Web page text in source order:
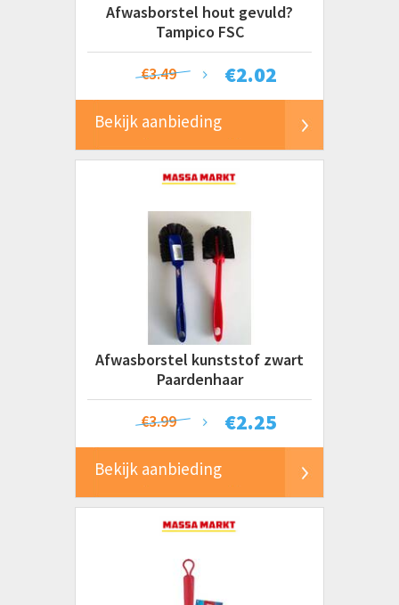
Afwasborstel hout gevuld?
Tampico FSC
€2.02
€3.49
Bekijk aanbieding
Afwasborstel kunststof zwart
Paardenhaar
€2.25
€3.99
Bekijk aanbieding